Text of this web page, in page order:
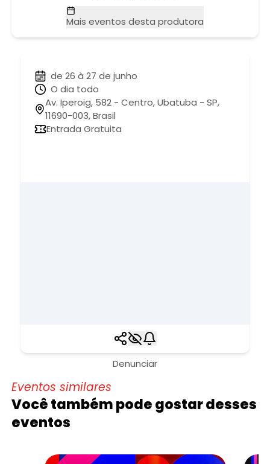
Mais eventos desta produtora
de 26 à 27 de junho
O dia todo
Av. Iperoig, 582 - Centro, Ubatuba - SP,
11690-003, Brasil
Entrada Gratuita
Denunciar
Eventos similares
Você também pode gostar desses
eventos